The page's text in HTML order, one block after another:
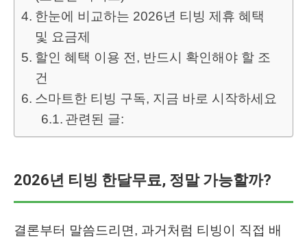
한눈에 비교하는 2026년 티빙 제휴 혜택
및 요금제
할인 혜택 이용 전, 반드시 확인해야 할 조
건
스마트한 티빙 구독, 지금 바로 시작하세요
관련된 글:
2026년 티빙 한달무료, 정말 가능할까?
결론부터 말씀드리면, 과거처럼 티빙이 직접 배